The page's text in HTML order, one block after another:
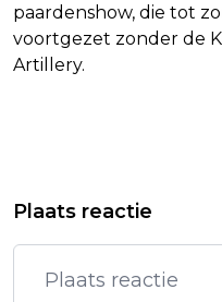
paardenshow, die tot
voortgezet zonder de
Artillery.
WAS EEN ZEER
AVROTROS DIEP
OVERLIJDEN
WESTERWEEL
Plaats reactie